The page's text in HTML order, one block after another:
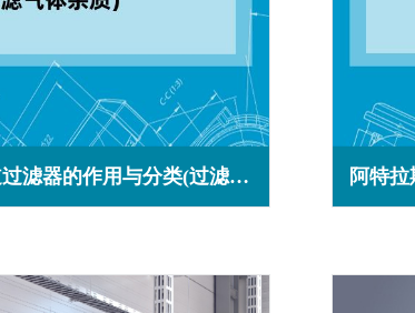
压缩空气系统管道过滤器的作用与分类(过滤气体杂质)